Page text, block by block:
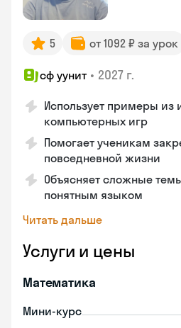
5 от 1092 ₽ за урок
сф уунит • 2027 г.
Использует примеры из
компьютерных игр
Помогает ученикам
повседневной жизни
Объясняет сложные
понятным языком
Читать дальше
Услуги и цены
Математика
Мини-курс